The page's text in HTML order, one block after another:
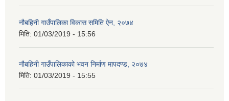
नौबहिनी गाउँपालिका विकास समिति ऐन, २०७४
मिति: 01/03/2019 - 15:56
नौबहिनी गाउँपालिकाको भवन निर्माण मापदण्ड, २०७४
मिति: 01/03/2019 - 15:55